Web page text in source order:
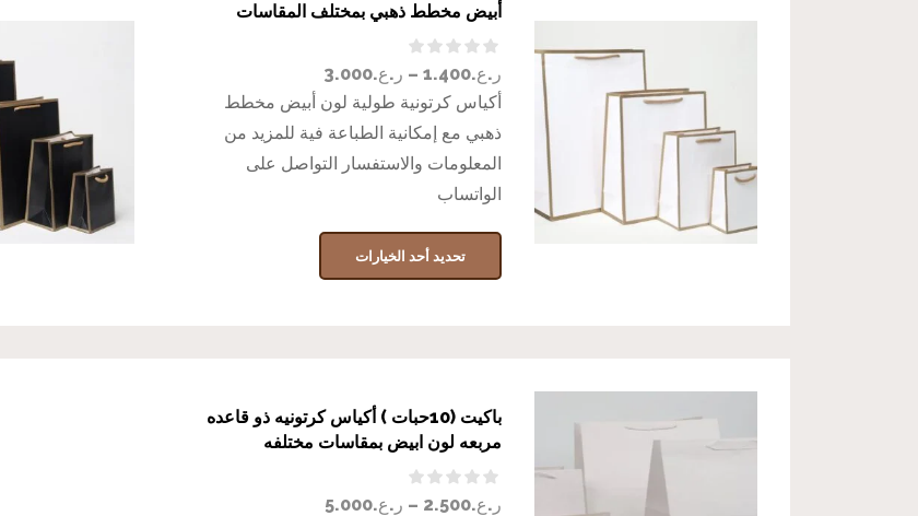
أبيض مخطط ذهبي بمختلف المقاسات
ر.ع.1.400
– ر.ع.3.000
أكياس كرتونية طولية لون أبيض مخطط
ذهبي مع إمكانية الطباعة فية للمزيد من
المعلومات والاستفسار التواصل على
الواتساب
تحديد أحد الخيارات
باكيت (10حبات ) أكياس كرتونيه ذو قاعده
مربعه لون ابيض بمقاسات مختلفه
ر.ع.2.500
– ر.ع.5.000